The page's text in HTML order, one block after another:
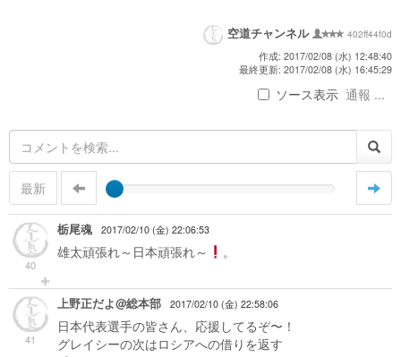
空道チャンネル
402ff44f0d
作成: 2017/02/08 (水) 12:48:40
最終更新: 2017/02/08 (水) 16:45:29
ソース表示 通報 ...
最新
40
栃尾魂 2017/02/10 (金) 22:06:53
雄太頑張れ～日本頑張れ～ 。
41
上野正だよ@総本部 2017/02/10 (金) 22:58:06
日本代表選手の皆さん、応援してるぞ〜！
グレイシーの次はロシアへの借りを返す